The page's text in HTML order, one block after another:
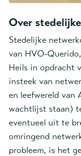
Over
Stedelijke
van HVO-
Heils in opdracht
insteek van
en leefwereld van
wachtlijst staan)
eventueel uit te
omringend
probleem, is het